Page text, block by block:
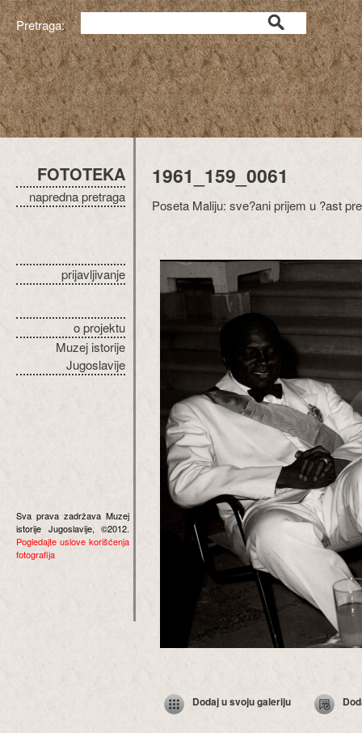
Pretraga:
FOTOTEKA
napredna pretraga
prijavljivanje
o projektu
Muzej istorije
Jugoslavije
Sva prava zadržava Muzej
istorije Jugoslavije, ©2012.
Pogledajte uslove korišćenja
fotografija
1961_159_0061
Poseta Maliju: sve?ani prijem u ?ast
Dodaj u svoju galeriju